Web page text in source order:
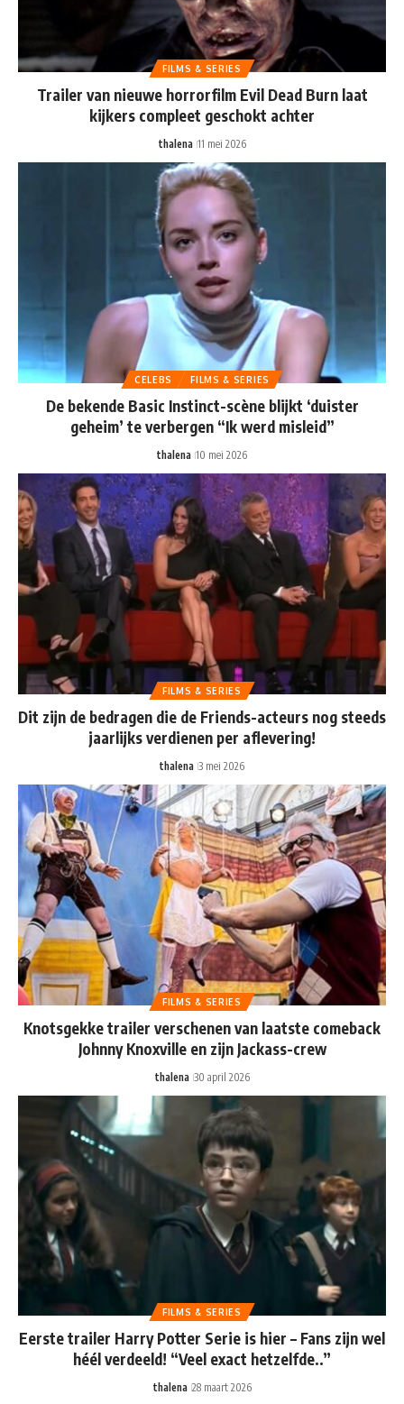
FILMS & SERIES
Trailer van nieuwe horrorfilm Evil Dead Burn laat
kijkers compleet geschokt achter
thalena 11 mei 2026
CELEBS FILMS & SERIES
De bekende Basic Instinct-scène blijkt ‘duister
geheim’ te verbergen “Ik werd misleid”
thalena 10 mei 2026
FILMS & SERIES
Dit zijn de bedragen die de Friends-acteurs nog steeds
jaarlijks verdienen per aflevering!
thalena 3 mei 2026
FILMS & SERIES
Knotsgekke trailer verschenen van laatste comeback
Johnny Knoxville en zijn Jackass-crew
thalena 30 april 2026
FILMS & SERIES
Eerste trailer Harry Potter Serie is hier – Fans zijn wel
héél verdeeld! “Veel exact hetzelfde..”
thalena 28 maart 2026